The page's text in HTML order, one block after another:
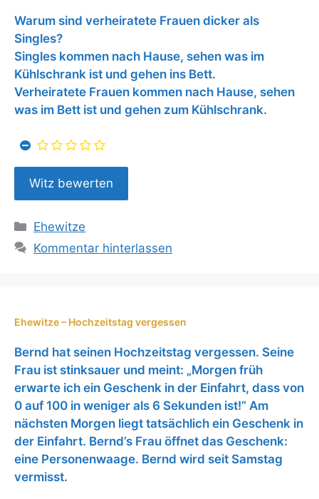
Warum sind verheiratete Frauen dicker als
Singles?
Singles kommen nach Hause, sehen was im
Kühlschrank ist und gehen ins Bett.
Verheiratete Frauen kommen nach Hause, sehen
was im Bett ist und gehen zum Kühlschrank.
Kategorien
Ehewitze
Kommentar hinterlassen
Ehewitze – Hochzeitstag vergessen
Bernd hat seinen Hochzeitstag vergessen. Seine
Frau ist stinksauer und meint: „Morgen früh
erwarte ich ein Geschenk in der Einfahrt, dass von
0 auf 100 in weniger als 6 Sekunden ist!“ Am
nächsten Morgen liegt tatsächlich ein Geschenk in
der Einfahrt. Bernd’s Frau öffnet das Geschenk:
eine Personenwaage. Bernd wird seit Samstag
vermisst.